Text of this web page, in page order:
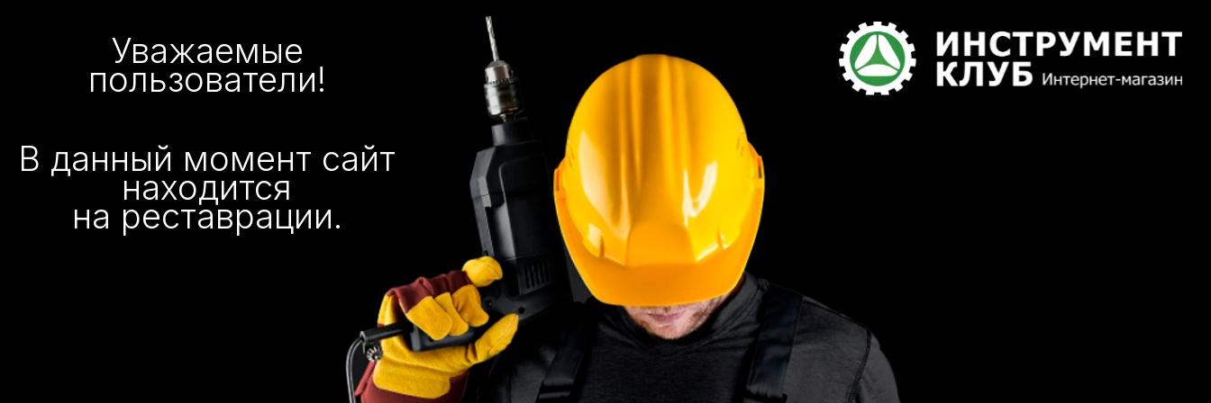
Уважаемые
пользователи!
В данный момент сайт
находится
на реставрации.